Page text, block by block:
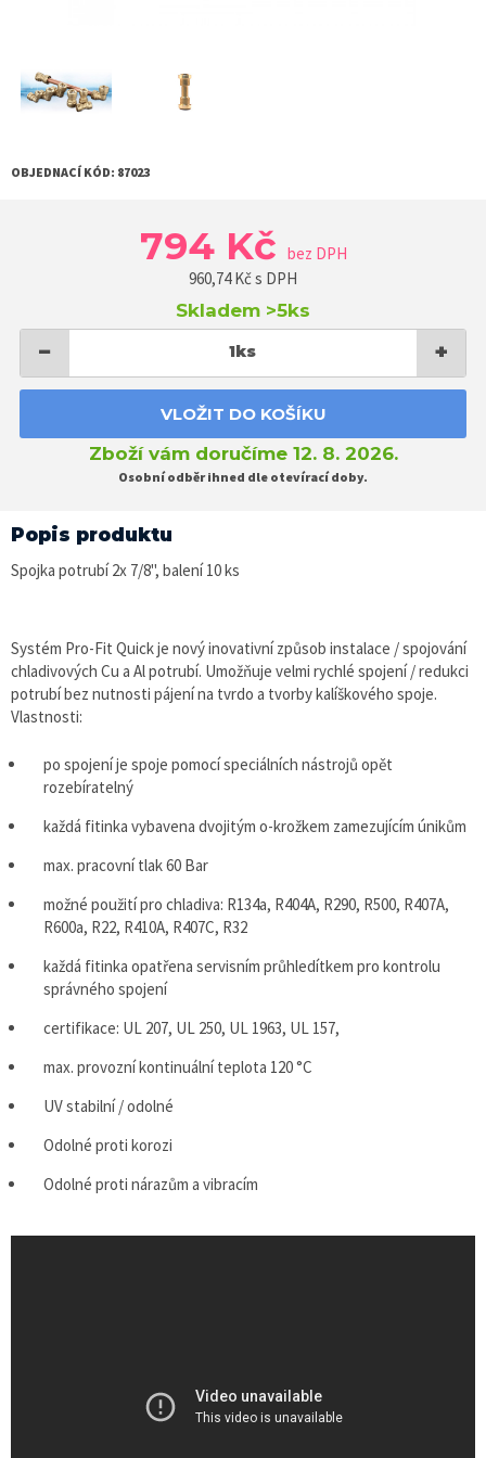
OBJEDNACÍ KÓD: 87023
794 Kč bez DPH
960,74Kč s DPH
Skladem >5ks
− 1ks +
VLOŽIT DO KOŠÍKU
Zboží vám doručíme 12. 8. 2026.
Osobní odběr ihned dle otevírací doby.
Popis produktu
Spojka potrubí 2x 7/8", balení 10 ks
Systém Pro-Fit Quick je nový inovativní způsob instalace / spojování
chladivových Cu a Al potrubí. Umožňuje velmi rychlé spojení / redukci
potrubí bez nutnosti pájení na tvrdo a tvorby kalíškového spoje.
Vlastnosti:
po spojení je spoje pomocí speciálních nástrojů opět
rozebíratelný
každá fitinka vybavena dvojitým o-krožkem zamezujícím únikům
max. pracovní tlak 60 Bar
možné použití pro chladiva: R134a, R404A, R290, R500, R407A,
R600a, R22, R410A, R407C, R32
každá fitinka opatřena servisním průhledítkem pro kontrolu
správného spojení
certifikace: UL 207, UL 250, UL 1963, UL 157,
max. provozní kontinuální teplota 120 °C
UV stabilní / odolné
Odolné proti korozi
Odolné proti nárazům a vibracím